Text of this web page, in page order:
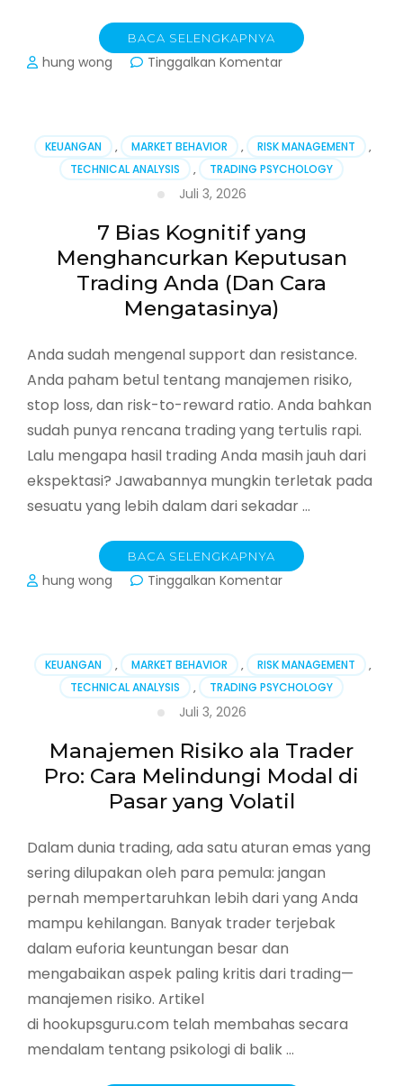
BACA SELENGKAPNYA
hung wong Tinggalkan Komentarpada
Senjata
Paling
Mematikan
Dilupakan
Trader
KEUANGAN , MARKET BEHAVIOR , RISK MANAGEMENT
,
TECHNICAL ANALYSIS
, TRADING PSYCHOLOGY
Juli 3, 2026
7 Bias Kognitif yang
Menghancurkan Keputusan
Trading Anda (Dan Cara
Mengatasinya)
Anda sudah mengenal support dan resistance.
Anda paham betul tentang manajemen risiko,
stop loss, dan risk-to-reward ratio. Anda bahkan
sudah punya rencana trading yang tertulis rapi.
Lalu mengapa hasil trading Anda masih jauh dari
ekspektasi? Jawabannya mungkin terletak pada
sesuatu yang lebih dalam dari sekadar …
BACA SELENGKAPNYA
hung wong Tinggalkan Komentarpada
yang
Menghancurkan
Keputusan
(Dan
Cara
Mengatasinya)
KEUANGAN , MARKET BEHAVIOR , RISK MANAGEMENT
,
TECHNICAL ANALYSIS
, TRADING PSYCHOLOGY
Juli 3, 2026
Manajemen Risiko ala Trader
Pro: Cara Melindungi Modal di
Pasar yang Volatil
Dalam dunia trading, ada satu aturan emas yang
sering dilupakan oleh para pemula: jangan
pernah mempertaruhkan lebih dari yang Anda
mampu kehilangan. Banyak trader terjebak
dalam euforia keuntungan besar dan
mengabaikan aspek paling kritis dari trading—
manajemen risiko. Artikel
di hookupsguru.com telah membahas secara
mendalam tentang psikologi di balik …